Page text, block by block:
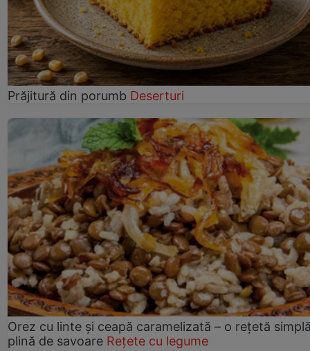
Prăjitură din porumb Deserturi
Orez cu linte și ceapă caramelizată – o rețetă
plină de savoare Rețete cu legume